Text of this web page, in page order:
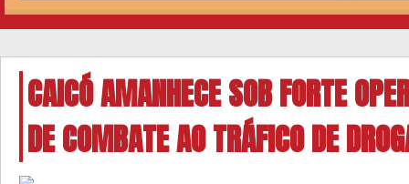
CAICÓ AMANHECE SOB FORTE
DE COMBATE AO TRÁFICO DE